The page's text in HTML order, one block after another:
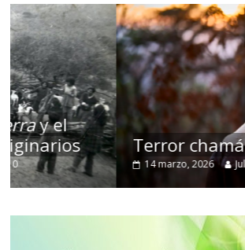
Terror chamánico coreano
14 marzo, 2026 Julio Martínez Molina